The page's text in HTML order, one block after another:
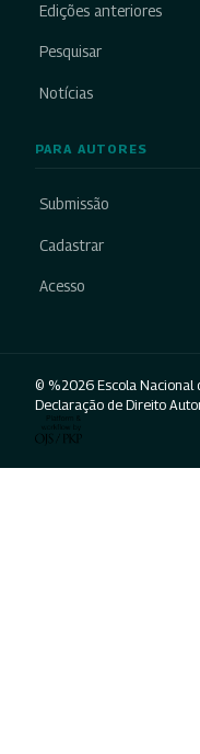
Edições anteriores
Pesquisar
Notícias
PARA AUTORES
Submissão
Cadastrar
Acesso
© %2026 Escola Nacional
Declaração de Direito